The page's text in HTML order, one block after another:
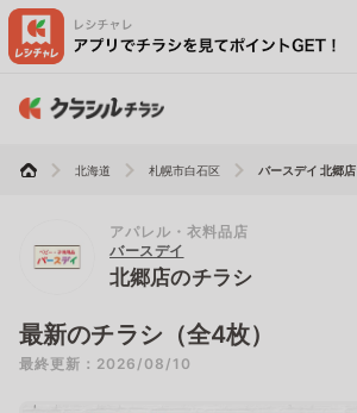
北海道 札幌市白石区 バースデイ 北郷店
アパレル・衣料品店
バースデイ
北郷店のチラシ
最新のチラシ（全4枚）
最終更新：2026/08/10